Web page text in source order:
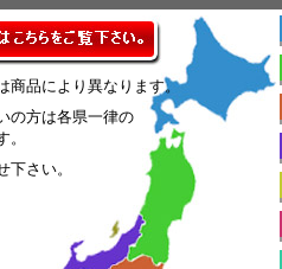
商品により異なります。
の方は各県一律の
下さい。